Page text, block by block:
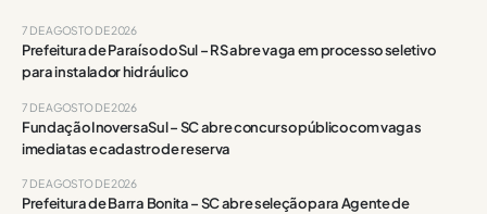
Prefeitura de Paraíso do Sul – RS abre vaga em processo seletivo
para instalador hidráulico
7 DE AGOSTO DE 2026
Fundação InoversaSul – SC abre concurso público com vagas
imediatas e cadastro de reserva
7 DE AGOSTO DE 2026
Prefeitura de Barra Bonita – SC abre seleção para Agente de
7 DE AGOSTO DE 2026